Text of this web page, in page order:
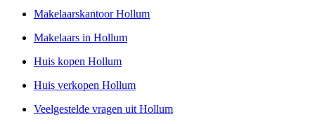
Makelaarskantoor Hollum
Makelaars in Hollum
Huis kopen Hollum
Huis verkopen Hollum
Veelgestelde vragen uit Hollum